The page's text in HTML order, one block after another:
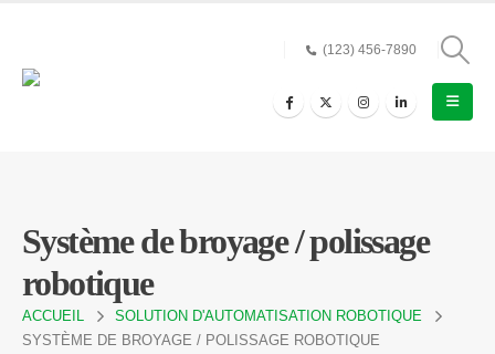
(123) 456-7890
Système de broyage / polissage
robotique
ACCUEIL
SOLUTION D'AUTOMATISATION ROBOTIQUE
SYSTÈME DE BROYAGE / POLISSAGE ROBOTIQUE